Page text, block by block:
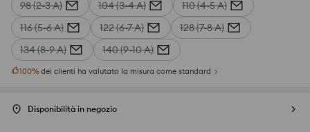
98 (2-3 A) 104 (3-4 A)
110 (4-5 A)
116 (5-6 A)
122 (6-7 A)
128 (7-8 A)
134 (8-9 A)
140 (9-10 A)
100%dei clienti ha valutato la misura come standard
Disponibilità in negozio